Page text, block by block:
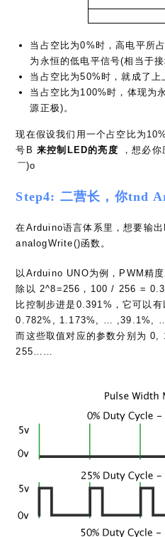
当占空比为0%时，高电平所
为永恒的低电平信号(相当于接
当占空比为50%时，就成了上
当占空比为100%时，体现为
源正极)。
现在假设我们用一个占空比为
号B来控制LED的亮度 ，想必
￣)o
Step4: 二营长，你tnd
在Arduino语言体系里，想要输
analogWrite()函数。
以Arduino UNO为例，PWM精
除以 2^8=256，100 / 256 =
比控制步进是0.391%，它可以
0.782%, 1.173%, … ,39.1%,
而这些取值对应的参数分别为
255……